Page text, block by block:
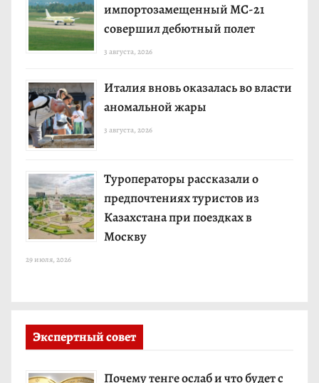
импортозамещенный МС-21
совершил дебютный полет
3 августа, 2026
Италия вновь оказалась во власти
аномальной жары
3 августа, 2026
Туроператоры рассказали о
предпочтениях туристов из
Казахстана при поездках в
Москву
29 июля, 2026
Экспертный совет
Почему тенге ослаб и что будет с